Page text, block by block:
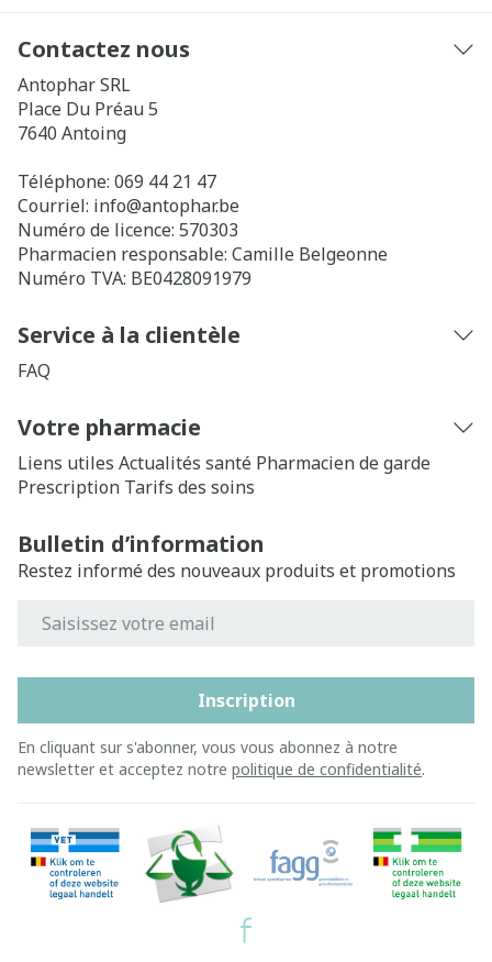
Contactez nous
Antophar SRL
Place Du Préau 5
7640 Antoing
Téléphone: 069 44 21 47
Courriel: info@antophar.be
Numéro de licence: 570303
Pharmacien responsable: Camille Belgeonne
Numéro TVA: BE0428091979
Service à la clientèle
FAQ
Votre pharmacie
Liens utiles Actualités santé Pharmacien de garde
Prescription Tarifs des soins
Bulletin d’information
Restez informé des nouveaux produits et promotions
Inscription
En cliquant sur s'abonner, vous vous abonnez à notre
newsletter et acceptez notre politique de confidentialité.